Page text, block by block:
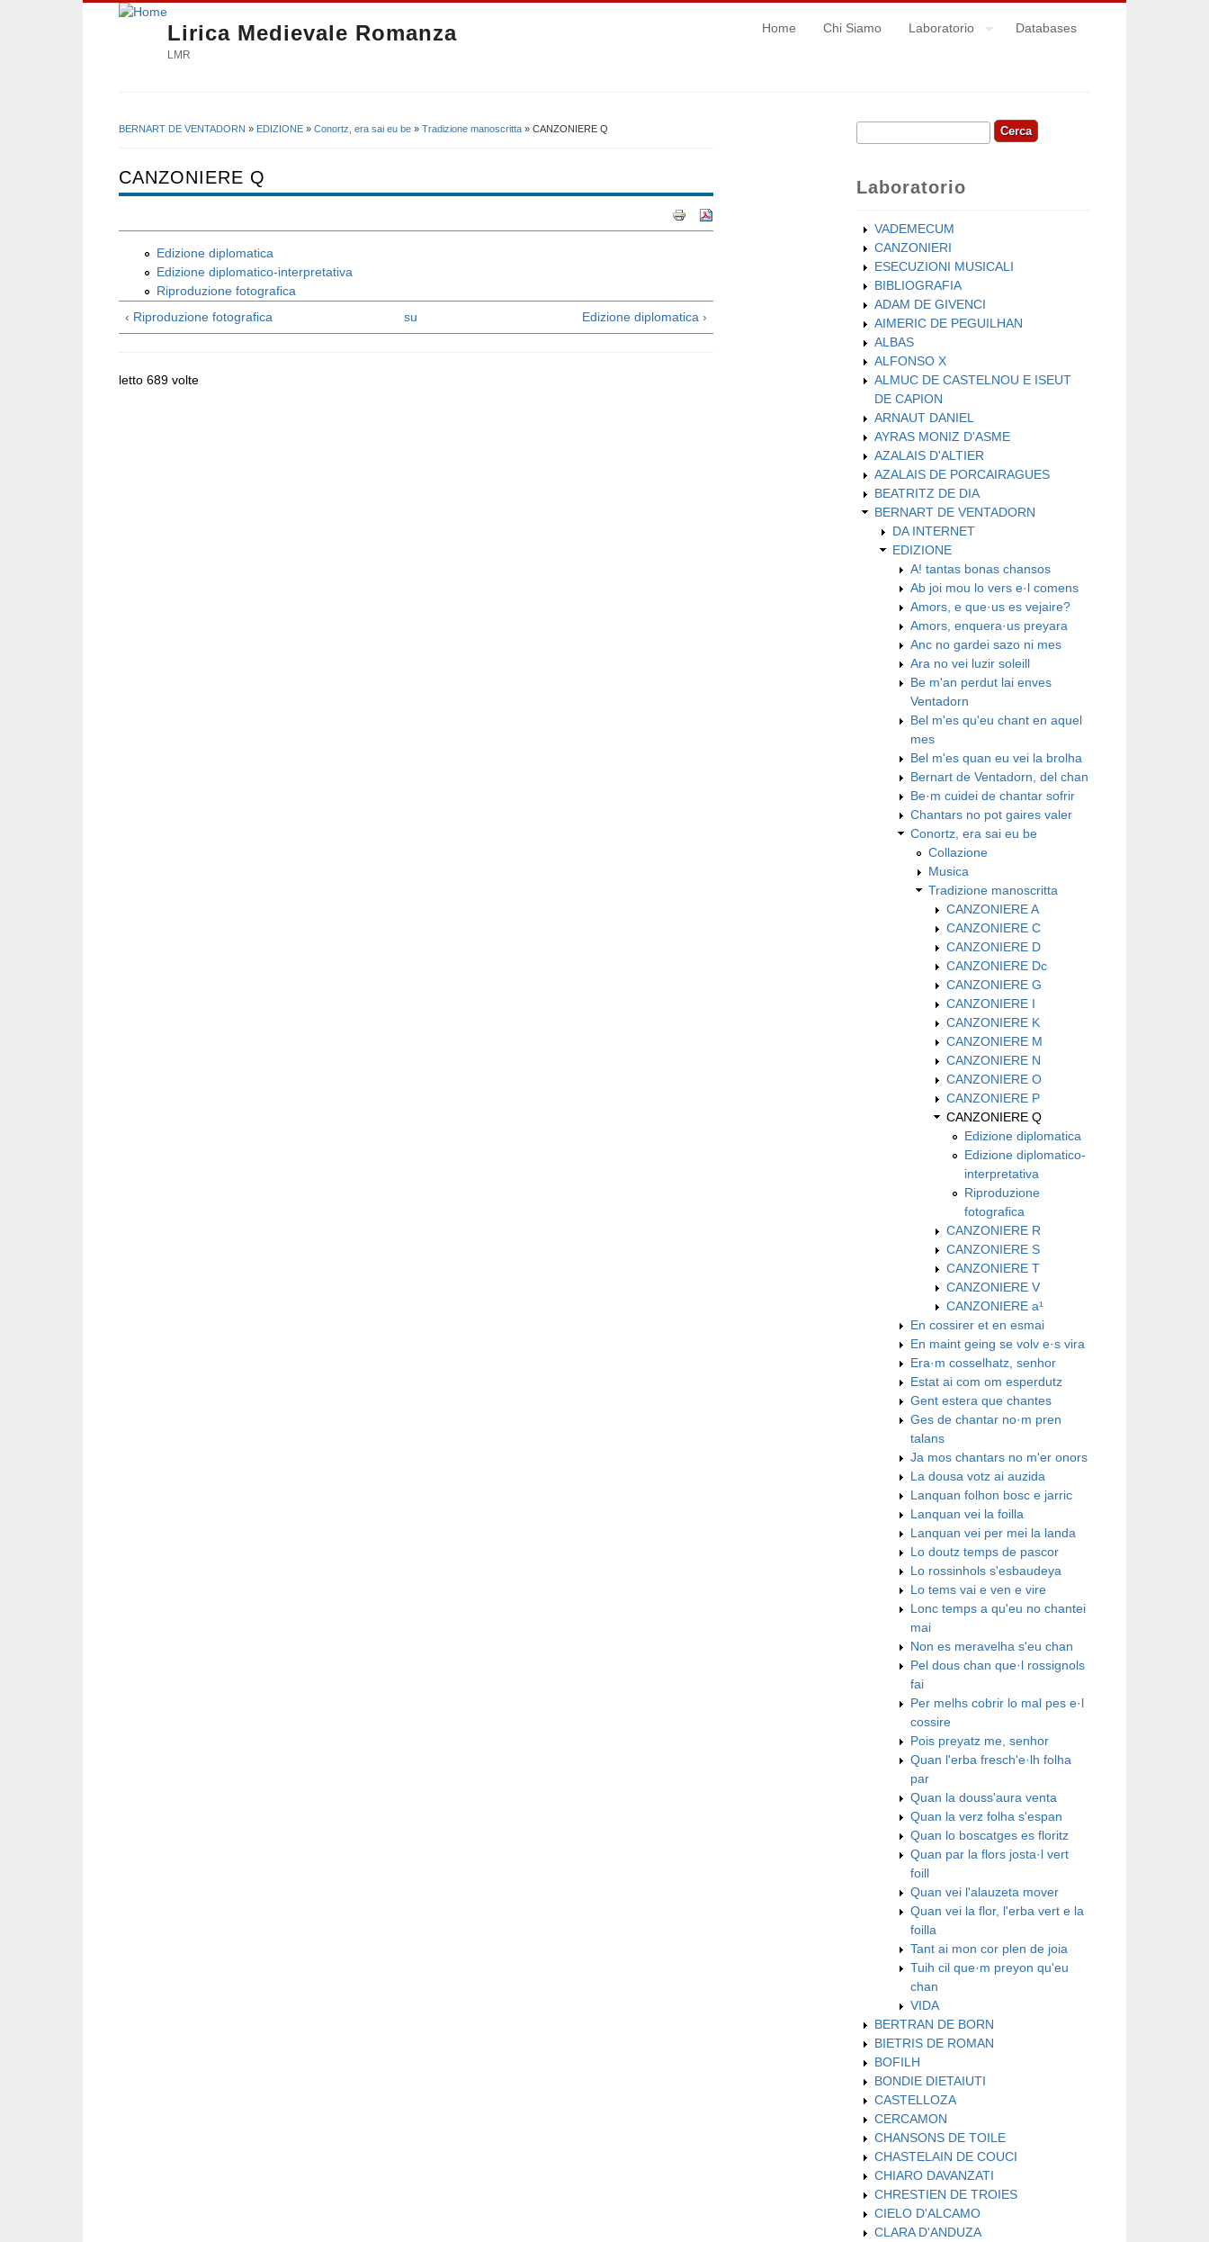
Lirica Medievale Romanza
LMR
Home Chi Siamo Laboratorio Databases
BERNART DE VENTADORN » EDIZIONE » Conortz, era sai eu be » Tradizione manoscritta » CANZONIERE Q
CANZONIERE Q
Edizione diplomatica
Edizione diplomatico-interpretativa
Riproduzione fotografica
‹ Riproduzione fotografica
su Edizione diplomatica ›
letto 689 volte
Form di ricerca
Cerca
Laboratorio
VADEMECUM
CANZONIERI
ESECUZIONI MUSICALI
BIBLIOGRAFIA
ADAM DE GIVENCI
AIMERIC DE PEGUILHAN
ALBAS
ALFONSO X
ALMUC DE CASTELNOU E ISEUT
DE CAPION
ARNAUT DANIEL
AYRAS MONIZ D'ASME
AZALAIS D'ALTIER
AZALAIS DE PORCAIRAGUES
BEATRITZ DE DIA
BERNART DE VENTADORN
DA INTERNET
EDIZIONE
A! tantas bonas chansos
Ab joi mou lo vers e·l comens
Amors, e que·us es vejaire?
Amors, enquera·us preyara
Anc no gardei sazo ni mes
Ara no vei luzir soleill
Be m'an perdut lai enves
Ventadorn
Bel m'es qu'eu chant en aquel
mes
Bel m'es quan eu vei la brolha
Bernart de Ventadorn, del chan
Be·m cuidei de chantar sofrir
Chantars no pot gaires valer
Conortz, era sai eu be
Collazione
Musica
Tradizione manoscritta
CANZONIERE A
CANZONIERE C
CANZONIERE D
CANZONIERE Dc
CANZONIERE G
CANZONIERE I
CANZONIERE K
CANZONIERE M
CANZONIERE N
CANZONIERE O
CANZONIERE P
CANZONIERE Q
Edizione diplomatica
Edizione diplomatico-
interpretativa
Riproduzione
fotografica
CANZONIERE R
CANZONIERE S
CANZONIERE T
CANZONIERE V
CANZONIERE a¹
En cossirer et en esmai
En maint geing se volv e·s vira
Era·m cosselhatz, senhor
Estat ai com om esperdutz
Gent estera que chantes
Ges de chantar no·m pren
talans
Ja mos chantars no m'er onors
La dousa votz ai auzida
Lanquan folhon bosc e jarric
Lanquan vei la foilla
Lanquan vei per mei la landa
Lo doutz temps de pascor
Lo rossinhols s'esbaudeya
Lo tems vai e ven e vire
Lonc temps a qu'eu no chantei
mai
Non es meravelha s'eu chan
Pel dous chan que·l rossignols
fai
Per melhs cobrir lo mal pes e·l
cossire
Pois preyatz me, senhor
Quan l'erba fresch'e·lh folha
par
Quan la douss'aura venta
Quan la verz folha s'espan
Quan lo boscatges es floritz
Quan par la flors josta·l vert
foill
Quan vei l'alauzeta mover
Quan vei la flor, l'erba vert e la
foilla
Tant ai mon cor plen de joia
Tuih cil que·m preyon qu'eu
chan
VIDA
BERTRAN DE BORN
BIETRIS DE ROMAN
BOFILH
BONDIE DIETAIUTI
CASTELLOZA
CERCAMON
CHANSONS DE TOILE
CHASTELAIN DE COUCI
CHIARO DAVANZATI
CHRESTIEN DE TROIES
CIELO D'ALCAMO
CLARA D'ANDUZA